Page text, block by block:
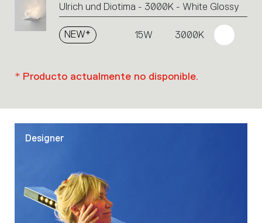
Ulrich und Diotima - 3000K - White Glossy
NEW* 15W 3000K
* Producto actualmente no disponible.
Designer